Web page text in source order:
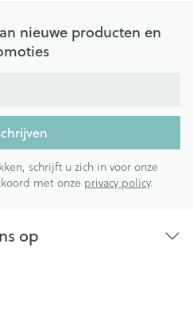
nieuwe producten en
schrijft u zich in voor onze
met onze privacy policy.
op